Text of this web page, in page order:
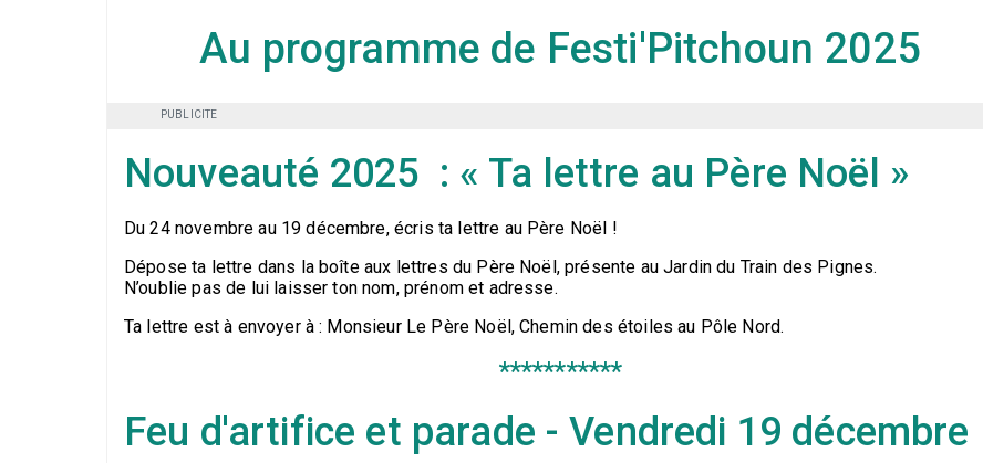
Au programme de Festi'Pitchoun 2025
PUBLICITE
Nouveauté 2025 : « Ta lettre au Père Noël »
Du 24 novembre au 19 décembre, écris ta lettre au Père Noël !
Dépose ta lettre dans la boîte aux lettres du Père Noël, présente au Jardin du Train des Pignes.
N’oublie pas de lui laisser ton nom, prénom et adresse.
Ta lettre est à envoyer à : Monsieur Le Père Noël, Chemin des étoiles au Pôle Nord.
***********
Feu d'artifice et parade - Vendredi 19 décembre